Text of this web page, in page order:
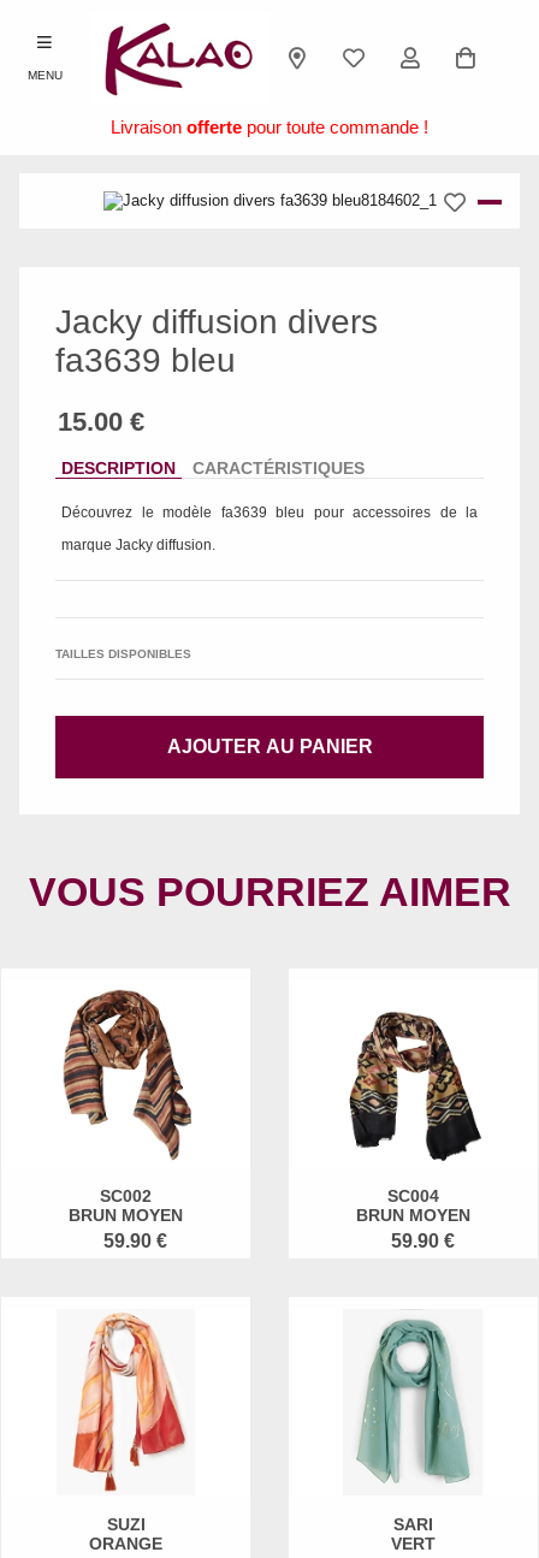
MENU
Livraison offerte pour toute commande !
Jacky diffusion divers
fa3639 bleu
DESCRIPTION CARACTÉRISTIQUES
Découvrez le modèle fa3639 bleu pour accessoires de la
marque Jacky diffusion
TAILLES DISPONIBLES
AJOUTER AU PANIER
VOUS POURRIEZ AIMER
SC002
BRUN MOYEN
59.90 €
SC004
BRUN MOYEN
59.90 €
SUZI
ORANGE
SARI
VERT